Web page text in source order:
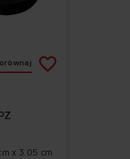
x 3.05 cm